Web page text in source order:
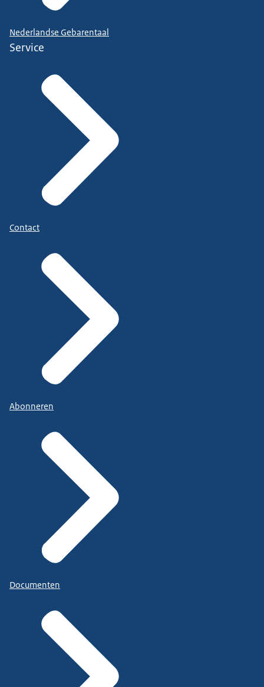
Nederlandse Gebarentaal
Service
Contact
Abonneren
Documenten